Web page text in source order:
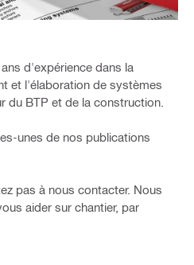
d'expérience dans la
et l'élaboration de systèmes
du BTP et de la construction.
unes de nos publications
pas à nous contacter. Nous
aider sur chantier, par